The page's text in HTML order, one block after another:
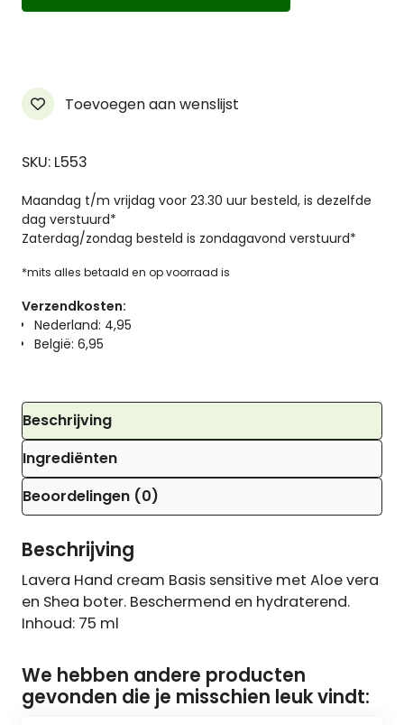
Basis
Toevoegen aan wenslijst
SKU: L553
Maandag t/m vrijdag voor 23.30 uur besteld, is dezelfde
dag verstuurd*
Zaterdag/zondag besteld is zondagavond verstuurd*
*mits alles betaald en op voorraad is
Verzendkosten:
Nederland: 4,95
België: 6,95
Beschrijving
Ingrediënten
Beoordelingen (0)
Beschrijving
Lavera Hand cream Basis sensitive met Aloe vera
en Shea boter. Beschermend en hydraterend.
Inhoud: 75 ml
We hebben andere producten
gevonden die je misschien leuk vindt: